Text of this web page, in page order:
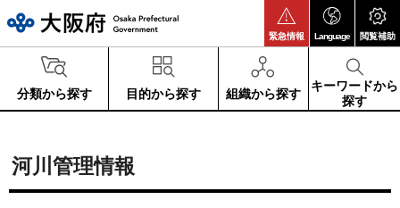
緊急情報 Language 閲覧補助
分類から探す 目的から探す 組織から探す
キーワードから
探す
河川管理情報